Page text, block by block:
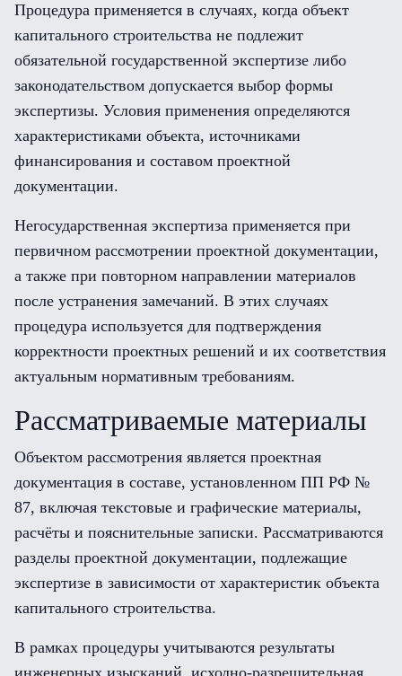
Процедура применяется в случаях, когда объект
капитального строительства не подлежит
обязательной государственной экспертизе либо
законодательством допускается выбор формы
экспертизы. Условия применения определяются
характеристиками объекта, источниками
финансирования и составом проектной
документации.
Негосударственная экспертиза применяется при
первичном рассмотрении проектной документации,
а также при повторном направлении материалов
после устранения замечаний. В этих случаях
процедура используется для подтверждения
корректности проектных решений и их соответствия
актуальным нормативным требованиям.
Рассматриваемые материалы
Объектом рассмотрения является проектная
документация в составе, установленном ПП РФ №
87, включая текстовые и графические материалы,
расчёты и пояснительные записки. Рассматриваются
разделы проектной документации, подлежащие
экспертизе в зависимости от характеристик объекта
капитального строительства.
В рамках процедуры учитываются результаты
инженерных изысканий, исходно-разрешительная